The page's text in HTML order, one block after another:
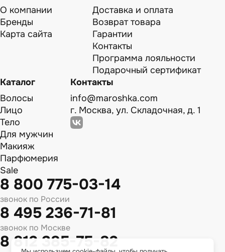
О компании
Бренды
Карта сайта
Доставка и оплата
Возврат товара
Гарантии
Контакты
Программа лояльности
Подарочный сертификат
Каталог
Волосы
Лицо
Тело
Для мужчин
Макияж
Парфюмерия
Sale
Контакты
info@maroshka.com
г. Москва, ул. Складочная, д. 1
8 800 775-03-14
звонок по России
8 495 236-71-81
звонок по Москве
8 812 385-75-82